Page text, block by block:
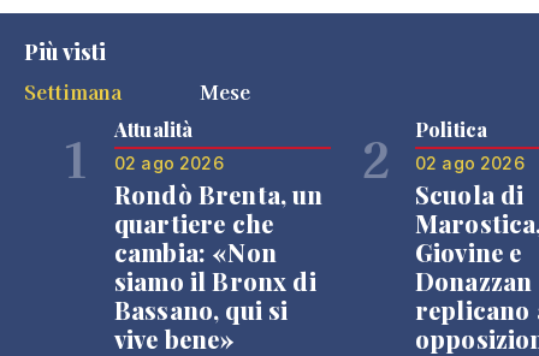
Più visti
Settimana
Mese
1 Attualità
02 ago 2026
Rondò Brenta, un
quartiere che
cambia: «Non
siamo il Bronx di
Bassano, qui si
vive bene»
2 Politica
02 ago 2026
Scuola di
Giovine e
Donazzan
replicano